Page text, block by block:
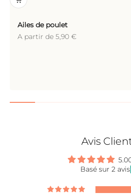
Ailes de poulet
Prix de vente
A partir de 5,90 €
Avis
Basé sur 2 avis